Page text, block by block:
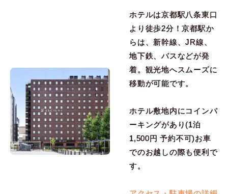
ホテルは京都駅八条東口
より徒歩2分！京都駅か
らは、新幹線、JR線、
地下鉄、バスなどが発
着。観光地へスムーズに
移動が可能です。
ホテル敷地内にコインパ
ーキングがあり(1泊
1,500円 予約不可)お車
でのお越しの際も便利で
す。